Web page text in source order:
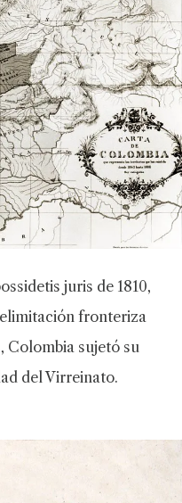
juris de 1810,
fronteriza
Colombia sujetó su
del Virreinato.